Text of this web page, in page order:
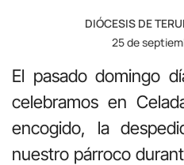
DIÓCESIS DE
25 de
El pasado domingo
celebramos en
encogido, la
nuestro párroco